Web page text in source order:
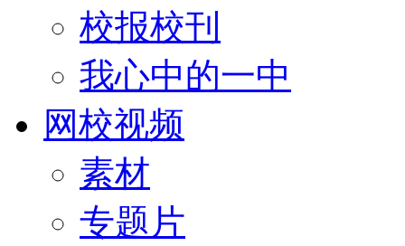
校报校刊
我心中的一中
网校视频
素材
专题片